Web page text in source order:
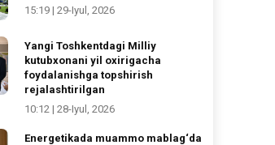
15:19 | 29-Iyul, 2026
Yangi Toshkentdagi Milliy
kutubxonani yil oxirigacha
foydalanishga topshirish
rejalashtirilgan
10:12 | 28-Iyul, 2026
Energetikada muammo mablag‘da